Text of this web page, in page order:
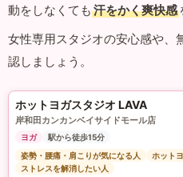
動をしなくても 汗をかく爽快感
女性専用スタジオの安心感や、
認しましょう。
ホットヨガスタジオ LAVA
岸和田カンカンベイサイドモール店
ヨガ
駅から徒歩15分
姿勢・腰痛・肩こりが気になる人
ホット
ストレスを解消したい人